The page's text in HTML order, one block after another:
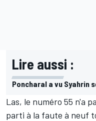
Lire aussi :
Poncharal a vu Syahrin
Las, le numéro 55 n'a
parti à la faute à neuf